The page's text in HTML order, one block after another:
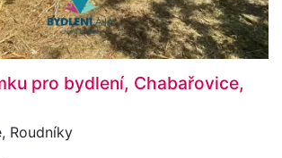
pro bydlení, Chabařovice,
Roudníky